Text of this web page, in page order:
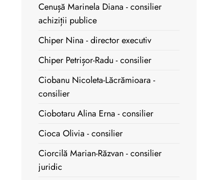
Cenușă Marinela Diana - consilier
achiziții publice
Chiper Nina - director executiv
Chiper Petrișor-Radu - consilier
Ciobanu Nicoleta-Lăcrămioara -
consilier
Ciobotaru Alina Erna - consilier
Cioca Olivia - consilier
Ciorcilă Marian-Răzvan - consilier
juridic